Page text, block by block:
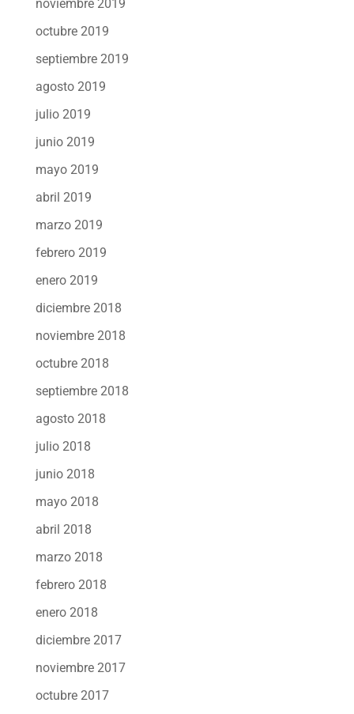
noviembre 2019
octubre 2019
septiembre 2019
agosto 2019
julio 2019
junio 2019
mayo 2019
abril 2019
marzo 2019
febrero 2019
enero 2019
diciembre 2018
noviembre 2018
octubre 2018
septiembre 2018
agosto 2018
julio 2018
junio 2018
mayo 2018
abril 2018
marzo 2018
febrero 2018
enero 2018
diciembre 2017
noviembre 2017
octubre 2017